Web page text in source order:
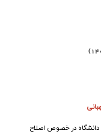
به اعلام دانشگاه در خصوص اصلاح